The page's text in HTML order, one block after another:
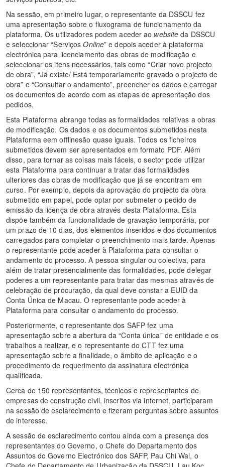
Na sessão, em primeiro lugar, o representante da DSSCU fez
uma apresentação sobre o fluxograma de funcionamento da
plataforma. Os utilizadores podem aceder ao website da DSSCU
e seleccionar “ServiçosOnline” e depois aceder à plataforma
electrónica para licenciamento das obras de modificação e
seleccionar os itens necessários, tais como “Criar novo projecto
de obra”, “Já existe/ Está temporariamente gravado o projecto de
obra” e “Consultar o andamento”, preencher os dados e carregar
os documentos de acordo com as etapas de apresentação dos
pedidos.
Esta Plataforma abrange todas as formalidades relativas a obras
de modificação. Os dados e os documentos submetidos nesta
Plataforma eem offlinesão quase iguais. Todos os ficheiros
submetidos devem ser apresentados em formato PDF. Além
disso, para tornar as coisas mais fáceis, o sector pode utilizar
esta Plataforma para continuar a tratar das formalidades
ulteriores das obras de modificação que já se encontram em
curso. Por exemplo, depois da aprovação do projecto da obra
submetido em papel, pode optar por submeter o pedido de
emissão da licença de obra através desta Plataforma. Esta
dispõe também da funcionalidade de gravação temporária, por
um prazo de 10 dias, dos elementos inseridos e dos documentos
carregados para completar o preenchimento mais tarde. Apenas
o representante pode aceder à Plataforma para consultar o
andamento do processo. A pessoa singular ou colectiva, para
além de tratar presencialmente das formalidades, pode delegar
poderes a um representante para tratar das mesmas através de
celebração de procuração, da qual deve constar a EUID da
Conta Única de Macau. O representante pode aceder à
Plataforma para consultar o andamento do processo.
Posteriormente, o representante dos SAFP fez uma
apresentação sobre a abertura da “Conta única” de entidade e os
trabalhos a realizar, e o representante do CTT fez uma
apresentação sobre a finalidade, o âmbito de aplicação e o
procedimento de requerimento da assinatura electrónica
qualificada.
Cerca de 150 representantes, técnicos e representantes de
empresas de construção civil, inscritos via internet, participaram
na sessão de esclarecimento e fizeram perguntas sobre assuntos
de interesse.
A sessão de esclarecimento contou ainda com a presença dos
representantes do Governo, o Chefe do Departamento dos
Assuntos do Governo Electrónico dos SAFP, Pau Chi Wai, o